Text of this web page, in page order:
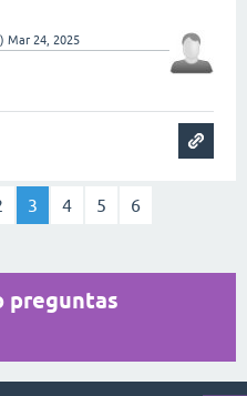
Mar 24, 2025
3 4 5 6
preguntas